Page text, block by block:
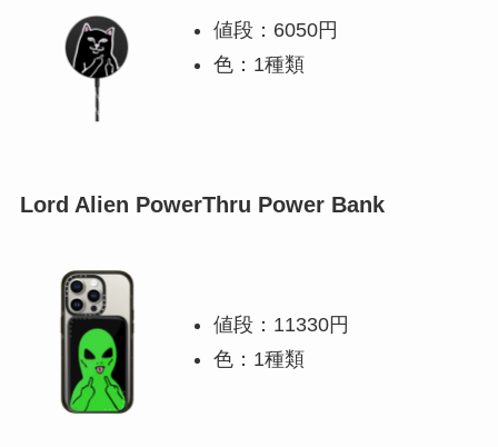
値段：6050円
色：1種類
Lord Alien PowerThru Power Bank
値段：11330円
色：1種類